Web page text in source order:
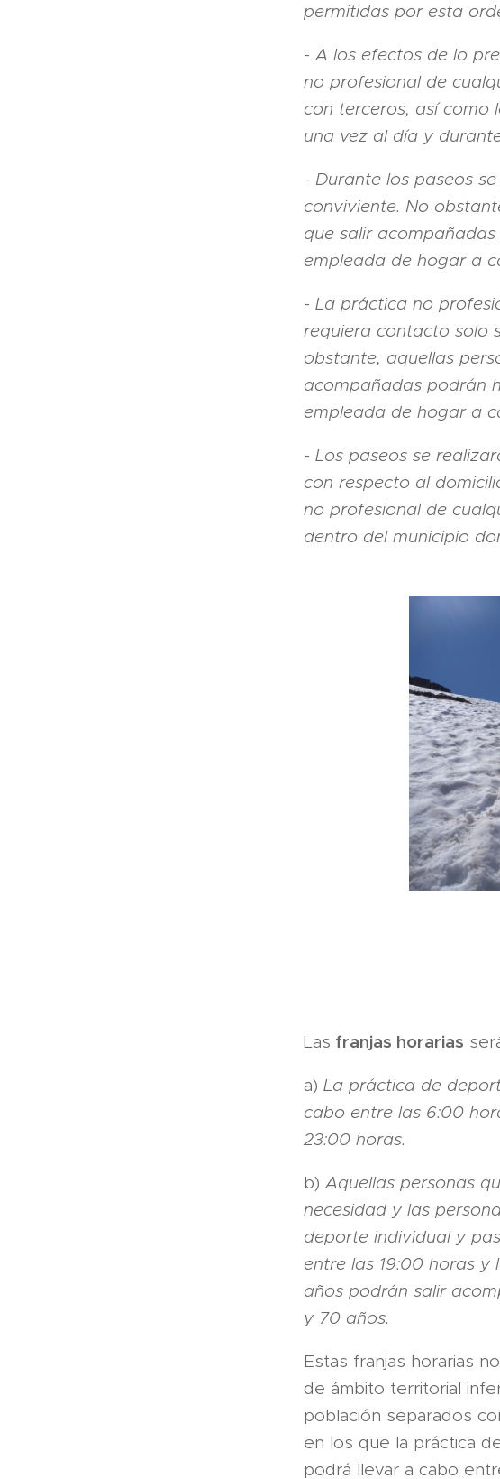
permitidas por esta
- A los efectos de lo
no profesional de
con terceros, así como
una vez al día y
- Durante los paseos
conviviente. No
que salir
empleada de hogar a
- La práctica no
requiera contacto solo
obstante, aquellas
acompañadas podrán
empleada de hogar a
- Los paseos se
con respecto al
no profesional de
dentro del municipio
Las franjas horarias
a) La práctica de
cabo entre las 6:00
23:00 horas.
b) Aquellas personas
necesidad y las
deporte individual y
entre las 19:00 horas y
años podrán salir
y 70 años.
Estas franjas horarias
de ámbito territorial
población separados
en los que la práctica
podrá llevar a cabo